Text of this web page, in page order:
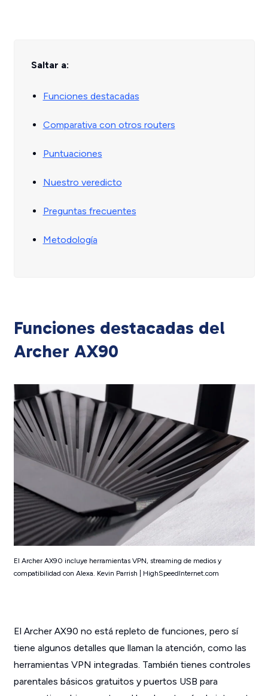
Saltar a:
Funciones destacadas
Comparativa con otros routers
Puntuaciones
Nuestro veredicto
Preguntas frecuentes
Metodología
Funciones destacadas del
Archer AX90
El Archer AX90 incluye herramientas VPN, streaming de medios y
compatibilidad con Alexa. Kevin Parrish | HighSpeedInternet.com
El Archer AX90 no está repleto de funciones, pero sí
tiene algunos detalles que llaman la atención, como las
herramientas VPN integradas. También tienes controles
parentales básicos gratuitos y puertos USB para